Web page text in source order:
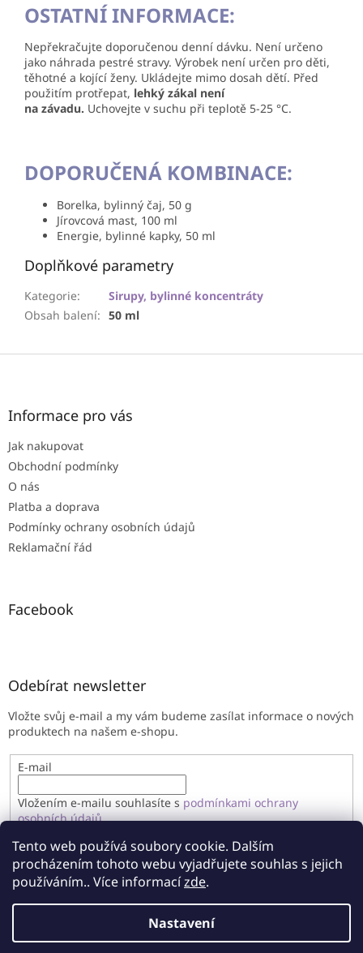
Tento web používá soubory cookie. Dalším
procházením tohoto webu vyjadřujete souhlas s jejich
používáním.. Více informacízde.
Nastavení
OSTATNÍ INFORMACE:
Nepřekračujte doporučenou denní dávku. Není určeno
jako náhrada pestré stravy. Výrobek není určen pro děti,
těhotné a kojící ženy. Ukládejte mimo dosah dětí. Před
použitím protřepat, lehký zákal není
na závadu. Uchovejte v suchu při teplotě 5-25 °C.
DOPORUČENÁ KOMBINACE:
Borelka, bylinný čaj, 50 g
Jírovcová mast, 100 ml
Energie, bylinné kapky, 50 ml
Doplňkové parametry
Kategorie:
Sirupy, bylinné koncentráty
Obsah balení: 50 ml
Z
Informace pro vás
Jak nakupovat
Obchodní podmínky
O nás
Platba a doprava
Podmínky ochrany osobních údajů
Reklamační řád
Facebook
Odebírat newsletter
Vložte svůj e-mail a my vám budeme zasílat informace o nových
produktech na našem e-shopu.
E-mail
Vložením e-mailu souhlasíte s podmínkami ochrany
osobních údajů
PŘIHLÁSIT SE
Vytvořil Shoptet